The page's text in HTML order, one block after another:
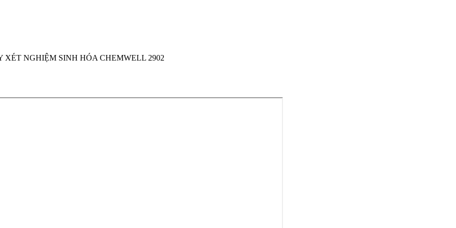
NGHIỆM SINH HÓA CHEMWELL 2902